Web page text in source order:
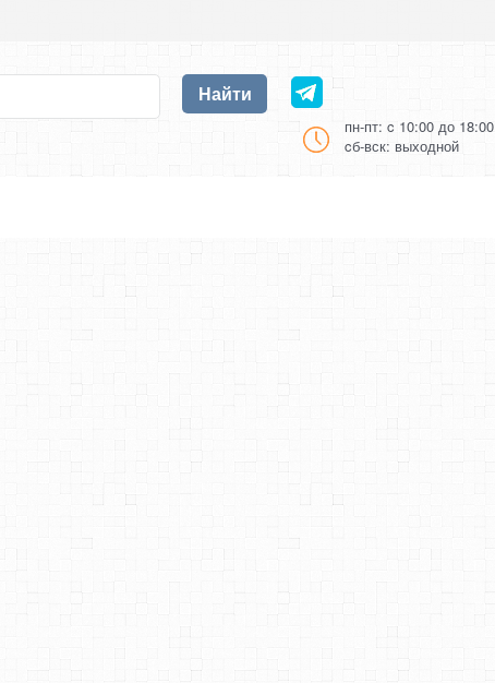
Найти
пн-пт: c 10:00 до 18:00
cб-вск: выходной